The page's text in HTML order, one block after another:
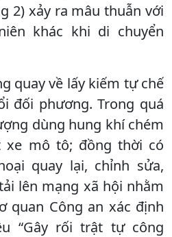
2) xảy ra mâu thuẫn với
khác khi di chuyển
quay về lấy kiếm tự chế
đối phương. Trong quá
dùng hung khí chém
xe mô tô; đồng thời có
quay lại, chỉnh sửa,
lên mạng xã hội nhằm
quan Công an xác định
“Gây rối trật tự công